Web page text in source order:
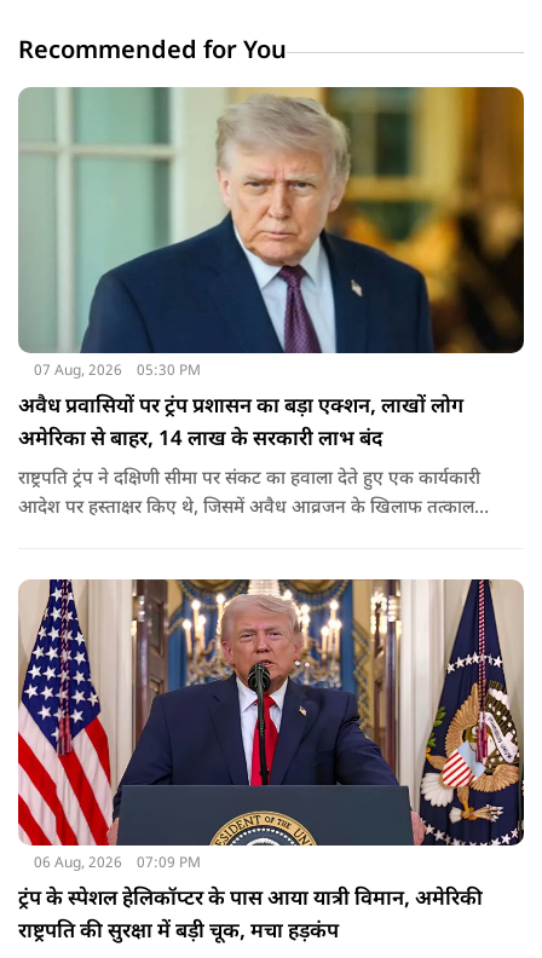
Recommended for You
07 Aug, 2026 05:30 PM
अवैध प्रवासियों पर ट्रंप प्रशासन का बड़ा एक्शन, लाखों लोग
अमेरिका से बाहर, 14 लाख के सरकारी लाभ बंद
राष्ट्रपति ट्रंप ने दक्षिणी सीमा पर संकट का हवाला देते हुए एक कार्यकारी
आदेश पर हस्ताक्षर किए थे, जिसमें अवैध आव्रजन के खिलाफ तत्काल
06 Aug, 2026 07:09 PM
ट्रंप के स्पेशल हेलिकॉप्टर के पास आया यात्री विमान, अमेरिकी
राष्ट्रपति की सुरक्षा में बड़ी चूक, मचा हड़कंप